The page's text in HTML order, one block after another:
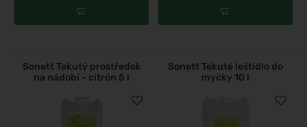
Sonett Tekutý prostředek
na nádobí - citrón 5 l
Sonett Tekuté leštidlo do
myčky 10 l